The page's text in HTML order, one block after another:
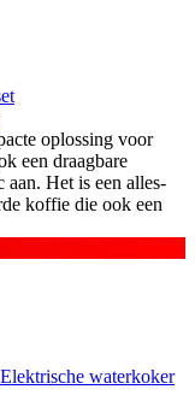
oplossing voor
een draagbare
Het is een alles-
koffie die ook een